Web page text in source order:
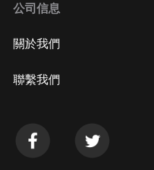
公司信息
關於我們
聯繫我們